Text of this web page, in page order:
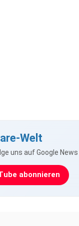
Welt
uns auf Google News
abonnieren